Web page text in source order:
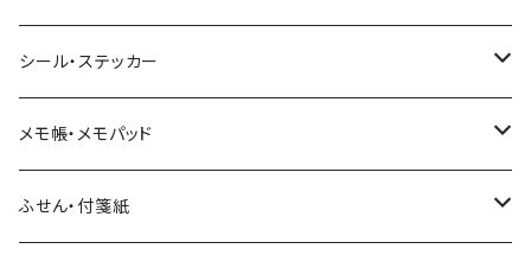
ヨハク
和紙
透明クリア
Hutte paper works （プロペラスタジオ）
ネクタイ
シール・ステッカー
フレークシール
パピアプラッツ（作家もの）
ステッカーシール
メモ帳・メモパッド
ヨハク
ふせん・付箋紙